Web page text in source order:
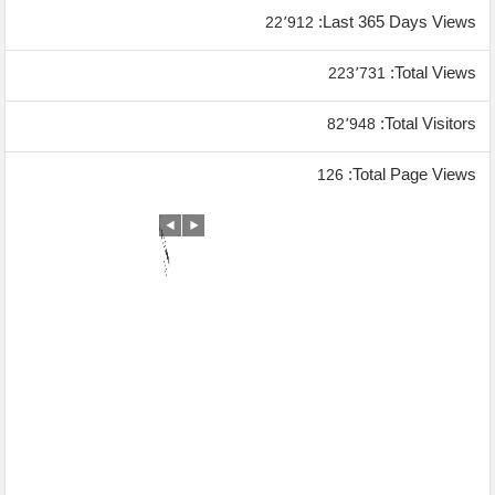
Last 365 Days Views: 22٬912
Total Views: 223٬731
Total Visitors: 82٬948
Total Page Views:
126